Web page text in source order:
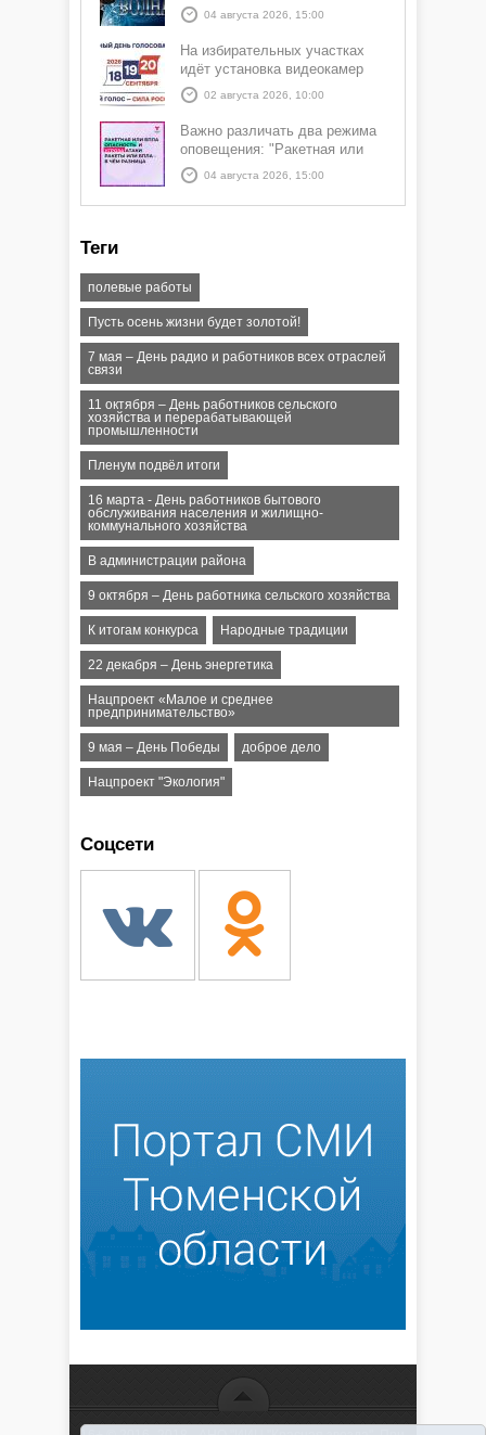
04 августа 2026, 15:00
На избирательных участках
идёт установка видеокамер
02 августа 2026, 10:00
Важно различать два режима
оповещения: "Ракетная или
БПЛА опасность" и "Угроза
атаки ракеты или БПЛА"
04 августа 2026, 15:00
Теги
полевые работы
Пусть осень жизни будет золотой!
7 мая – День радио и работников всех отраслей
связи
11 октября – День работников сельского
хозяйства и перерабатывающей
промышленности
Пленум подвёл итоги
16 марта - День работников бытового
обслуживания населения и жилищно-
коммунального хозяйства
В администрации района
9 октября – День работника сельского хозяйства
К итогам конкурса Народные традиции
22 декабря – День энергетика
Нацпроект «Малое и среднее
предпринимательство»
9 мая – День Победы доброе дело
Нацпроект "Экология"
Соцсети